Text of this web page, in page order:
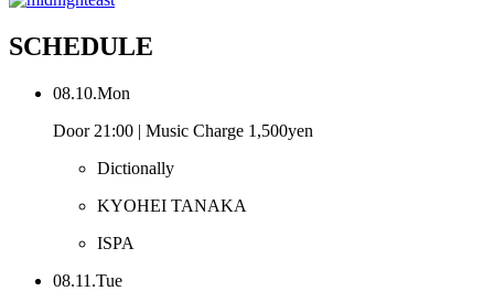
SCHEDULE
08.10.Mon
Door 21:00 | Music Charge 1,500yen
Dictionally
KYOHEI TANAKA
ISPA
08.11.Tue